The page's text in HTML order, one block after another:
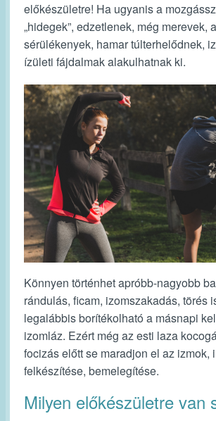
előkészületre! Ha ugyanis a
„hidegek”, edzetlenek, még merevek,
sérülékenyek, hamar túlterhelődnek,
ízületi fájdalmak alakulhatnak ki.
Könnyen történhet apróbb-nagyobb
rándulás, ficam, izomszakadás, törés
legalábbis borítékolható a másnapi
izomláz. Ezért még az esti laza
focizás előtt se maradjon el az izmok,
felkészítése, bemelegítése.
Milyen előkészületre van